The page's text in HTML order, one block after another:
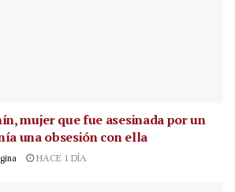
mujer que fue asesinada por un
una obsesión con ella
HACE 1 DÍA